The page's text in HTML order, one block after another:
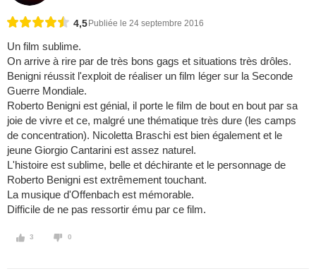
4,5 Publiée le 24 septembre 2016
Un film sublime.
On arrive à rire par de très bons gags et situations très drôles.
Benigni réussit l'exploit de réaliser un film léger sur la Seconde
Guerre Mondiale.
Roberto Benigni est génial, il porte le film de bout en bout par sa
joie de vivre et ce, malgré une thématique très dure (les camps
de concentration). Nicoletta Braschi est bien également et le
jeune Giorgio Cantarini est assez naturel.
L'histoire est sublime, belle et déchirante et le personnage de
Roberto Benigni est extrêmement touchant.
La musique d'Offenbach est mémorable.
Difficile de ne pas ressortir ému par ce film.
3 0